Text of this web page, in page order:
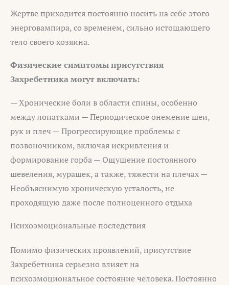
Жертве приходится постоянно носить на себе этого
энерговампира, со временем, сильно истощающего
тело своего хозяина.
Физические симптомы присутствия
Захребетника могут включать:
— Хронические боли в области спины, особенно
между лопатками — Периодическое онемение шеи,
рук и плеч — Прогрессирующие проблемы с
позвоночником, включая искривления и
формирование горба — Ощущение постоянного
шевеления, мурашек, а также, тяжести на плечах —
Необъяснимую хроническую усталость, не
проходящую даже после полноценного отдыха
Психоэмоциональные последствия
Помимо физических проявлений, присутствие
Захребетника серьезно влияет на
психоэмоциональное состояние человека. Постоянно